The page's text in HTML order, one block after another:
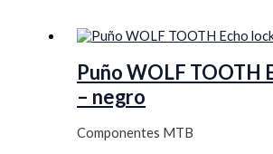
Puño WOLF TOOTH
– negro
Componentes MTB